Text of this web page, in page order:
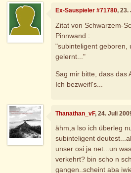
Ex-Sauspieler #71780, 23.
Zitat von Schwarzem-
Pinnwand :
"subinteligent geboren,
gelernt..."
Sag mir bitte, dass das
Ich bezweifl's...
Thanathan_vF, 24. Juli
ähm,a lso ich überleg
subinteligent
unser osi ja net...un
verkehrt? bin scho n
gangen..scheint aba